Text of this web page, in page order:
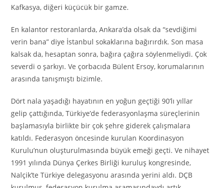
Kafkasya, diğeri küçücük bir gamze.
En kalantor restoranlarda, Ankara’da olsak da “sevdiğimi
verin bana” diye İstanbul sokaklarına bağırırdık. Son masa
kalsak da, hesaptan sonra, bağıra çağıra söylenmeliydi. Çok
severdi o şarkıyı. Ve çorbacıda Bülent Ersoy, korumalarının
arasında tanışmıştı bizimle.
Dört nala yaşadığı hayatının en yoğun geçtiği 90’lı yıllar
gelip çattığında, Türkiye’de federasyonlaşma süreçlerinin
başlamasıyla birlikte bir çok şehre giderek çalışmalara
katıldı. Federasyon öncesinde kurulan Koordinasyon
Kurulu’nun oluşturulmasında büyük emeği geçti. Ve nihayet
1991 yılında Dünya Çerkes Birliği kuruluş kongresinde,
Nalçik’te Türkiye delegasyonu arasında yerini aldı. DÇB